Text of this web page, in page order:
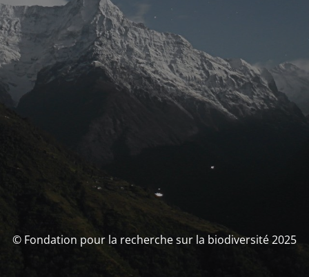
© Fondation pour la recherche sur la biodiversité 2025